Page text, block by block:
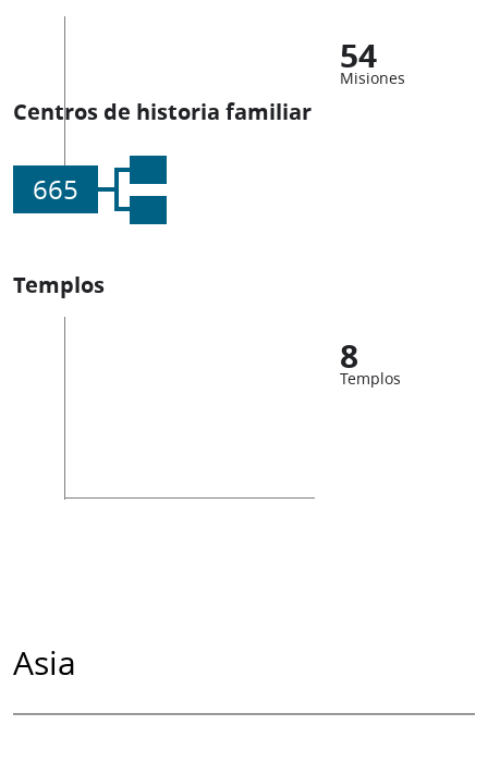
54
Misiones
Centros de historia familiar
665
Templos
8
Templos
Asia